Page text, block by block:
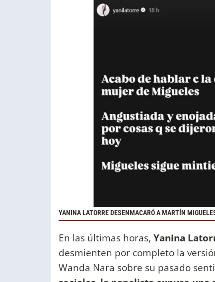
YANINA LATORRE DESENMACARÓ A MARTÍN
En las últimas horas, Yanina
desmienten por completo la
Wanda Nara sobre su pasado